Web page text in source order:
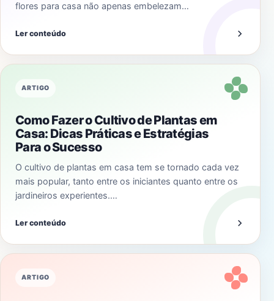
flores para casa não apenas embelezam…
Ler conteúdo
ARTIGO
Como Fazer o Cultivo de Plantas em
Casa: Dicas Práticas e Estratégias
Para o Sucesso
O cultivo de plantas em casa tem se tornado cada vez
mais popular, tanto entre os iniciantes quanto entre os
jardineiros experientes.…
Ler conteúdo
ARTIGO